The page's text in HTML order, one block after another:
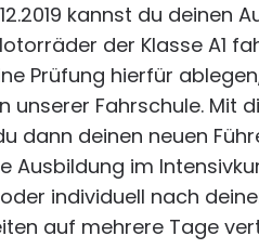
kannst du deinen
der Klasse A1
Prüfung hierfür
unserer Fahrschule. Mit
dann deinen neuen
Ausbildung im
individuell nach
auf mehrere Tage